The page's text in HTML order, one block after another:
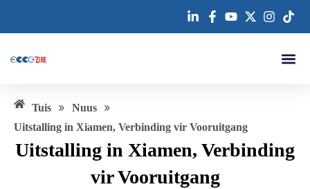
inhoud
Tuis » Nuus »
Uitstalling in Xiamen, Verbinding vir Vooruitgang
Uitstalling in Xiamen, Verbinding
vir Vooruitgang